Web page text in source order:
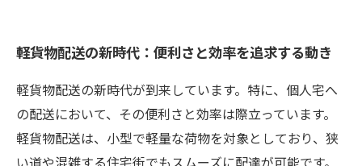
チャンス
柔軟性とコストパフォーマンスが選ばれる理由
個人宅配送が未来のビジネスモデルに：流通の
変化を探る
軽貨物配送で実現する新たなライフスタイルと
軽貨物配送の新時代：便利さと効率を追求する動き
軽貨物配送の新時代が到来しています。特に、個人宅へ
の配送において、その便利さと効率は際立っています。
軽貨物配送は、小型で軽量な荷物を対象としており、狭
い道や混雑する住宅街でもスムーズに配達が可能です。